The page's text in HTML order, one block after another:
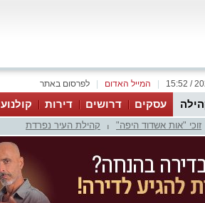
לפרסום באתר המייל האדום
עסקים דרושים דירות קולנוע
זוכי "אות אשדוד היפה" קהילת העיר נפרדת